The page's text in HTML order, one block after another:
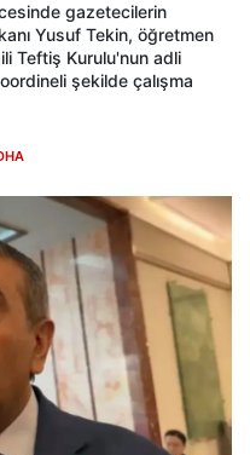
gazetecilerin
Yusuf Tekin, öğretmen
Teftiş Kurulu'nun adli
şekilde çalışma